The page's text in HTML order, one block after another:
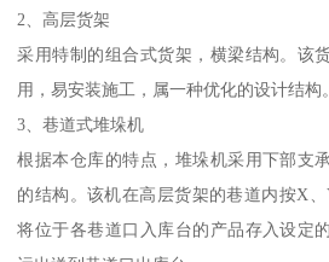
2、高层货架
采用特制的组合式货架，横梁结构。该
用，易安装施工，属一种优化的设计结构。
3、巷道式堆垛机
根据本仓库的特点，堆垛机采用下部支
的结构。该机在高层货架的巷道内按X
将位于各巷道口入库台的产品存入设定